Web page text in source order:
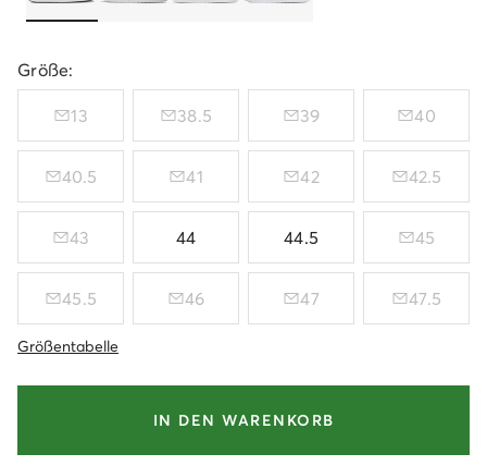
Größe:
13 38.5 39 40
40.5 41 42 42.5
43 44 44.5 45
45.5 46 47 47.5
Größentabelle
IN DEN WARENKORB